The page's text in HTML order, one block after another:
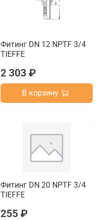
Фитинг DN 12 NPTF 3/4
TIEFFE
2 303 ₽
В корзину
Фитинг DN 20 NPTF 3/4
TIEFFE
255 ₽